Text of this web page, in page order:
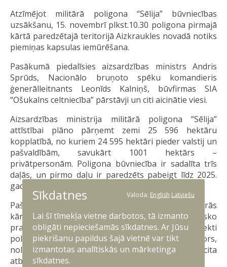
Atzīmējot militārā poligona “Sēlija” būvniecības
uzsākšanu, 15. novembrī plkst.10.30 poligona pirmajā
kārtā paredzētajā teritorijā Aizkraukles novadā notiks
piemiņas kapsulas iemūrēšana.
Pasākumā piedalīsies aizsardzības ministrs Andris
Sprūds, Nacionālo bruņoto spēku komandieris
ģenerālleitnants Leonīds Kalniņš, būvfirmas SIA
“Ošukalns celtniecība” pārstāvji un citi aicinātie viesi.
Aizsardzības ministrija militārā poligona “Sēlija”
attīstībai plāno pārņemt zemi 25 596 hektāru
kopplatībā, no kuriem 24 595 hektāri pieder valstij un
pašvaldībām, savukārt 1001 hektārs –
privātpersonām. Poligona būvniecība ir sadalīta trīs
daļās, un pirmo daļu ir paredzēts pabeigt līdz 2025.
gada beigām.
Pašlaik tiek strādāts pie poligona attīstības otrās
kārtas infrastruktūras izbūves plāna un tehnisko
prasību noteikšanas. Galvenie plānotie objekti
poligona izveides otrajā kārtā būs manevru koridors,
noliktavas, kazarmas, ēdnīca, medicīnas centrs un cita
atbalsta infrastruktūra.
Sīkdatnes Valoda: English Latviešu
Lai šī tīmekļa vietne darbotos, tā izmanto
obligāti nepieciešamās sīkdatnes. Ar Jūsu
piekrišanu papildus šajā vietnē var tikt
izmantotas analītiskās un mārketinga
sīkdatnes.